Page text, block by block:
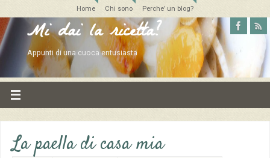
Home Chi sono Perche’ un blog?
Mi dai la ricetta?
Appunti di una cuoca entusiasta
La paella di casa mia